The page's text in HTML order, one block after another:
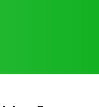
a tela está
Samsung
de senha zip